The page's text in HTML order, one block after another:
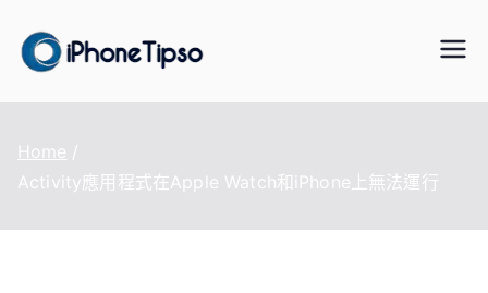
content
Home
Activity應用程式在Apple Watch和iPhone上無法運行